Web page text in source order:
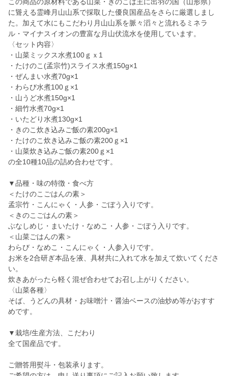
に聳える霊峰月山山系で採取した優良国産品をさらに厳選しまし
た。加えて水にもこだわり月山山系を脈々滔々と流れるミネラ
ル・マイナスイオンの豊富な月山伏流水を使用しています。
〈セット内容〉
・山菜ミックス水煮100ｇｘ1
・たけのこ(孟宗竹)スライス水煮150g×1
・ぜんまい水煮70g×1
・わらび水煮100ｇ×1
・山うど水煮150g×1
・細竹水煮70g×1
・いたどり水煮130g×1
・きのこ炊き込みご飯の素200g×1
・たけのこ炊き込みご飯の素200ｇ×1
・山菜炊き込みご飯の素200ｇ×1
の全10種10品の詰め合わせです。
▼品種・味の特徴・食べ方
＜たけのこごはんの素＞
孟宗竹・こんにゃく・人参・ごぼう入りです。
＜きのこごはんの素＞
ぶなしめじ・まいたけ・なめこ・人参・ごぼう入りです。
＜山菜ごはんの素＞
わらび・なめこ・こんにゃく・人参入りです。
お米を2合研ぎ本品を液、具材共に入れて水を加えて炊いてくださ
い。
炊きあがったら軽く混ぜ合わせてお召し上がりください。
〈山菜各種〉
そば、うどんの具材・お味噌汁・醤油ベースの油炒め等がおすす
めです。
▼栽培/生産方法、こだわり
全て国産品です。
ご贈答用熨斗・包装承ります。